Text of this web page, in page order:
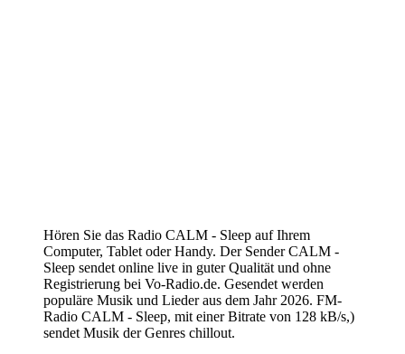
Hören Sie das Radio CALM - Sleep auf Ihrem
Computer, Tablet oder Handy. Der Sender CALM -
Sleep sendet online live in guter Qualität und ohne
Registrierung bei Vo-Radio.de. Gesendet werden
populäre Musik und Lieder aus dem Jahr 2026. FM-
Radio CALM - Sleep, mit einer Bitrate von 128 kB/s,)
sendet Musik der Genres chillout.